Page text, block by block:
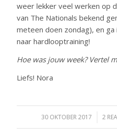
weer lekker veel werken op
van The Nationals bekend
meteen doen zondag), en
naar hardlooptraining!
Hoe was jouw week? Vertel
Liefs! Nora
30 OKTOBER 2017
/ 2/